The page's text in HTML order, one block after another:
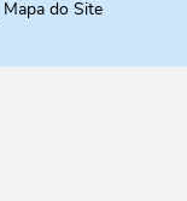
Mapa do Site